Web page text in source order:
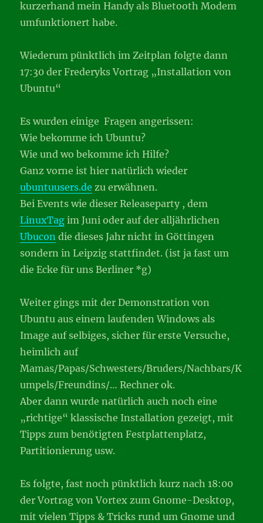
kurzerhand mein Handy als Bluetooth Modem
umfunktionert habe.
Wiederum pünktlich im Zeitplan folgte dann
17:30 der Frederyks Vortrag „Installation von
Ubuntu“
Es wurden einige Fragen angerissen:
Wie bekomme ich Ubuntu?
Wie und wo bekomme ich Hilfe?
Ganz vorne ist hier natürlich wieder
ubuntuusers.de zu erwähnen.
Bei Events wie dieser Releaseparty , dem
LinuxTag im Juni oder auf der alljährlichen
Ubucon die dieses Jahr nicht in Göttingen
sondern in Leipzig stattfindet. (ist ja fast um
die Ecke für uns Berliner *g)
Weiter gings mit der Demonstration von
Ubuntu aus einem laufenden Windows als
Image auf selbiges, sicher für erste Versuche,
heimlich auf
Mamas/Papas/Schwesters/Bruders/Nachbars/K
umpels/Freundins/… Rechner ok.
Aber dann wurde natürlich auch noch eine
„richtige“ klassische Installation gezeigt, mit
Tipps zum benötigten Festplattenplatz,
Partitionierung usw.
Es folgte, fast noch pünktlich kurz nach 18:00
der Vortrag von Vortex zum Gnome-Desktop,
mit vielen Tipps & Tricks rund um Gnome und